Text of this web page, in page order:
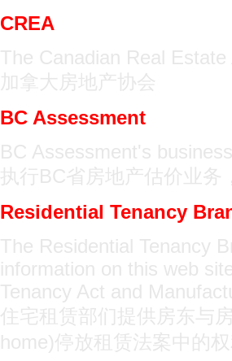
CREA
The Canadian Real Estate
加拿大房地产协会
BC Assessment
BC Assessment's
执行BC省房地产估价业务
Residential Tenancy
The Residential Tenancy
information on this web
Tenancy Act and
住宅租赁部们提供房东与
home)停放租赁法案中的权